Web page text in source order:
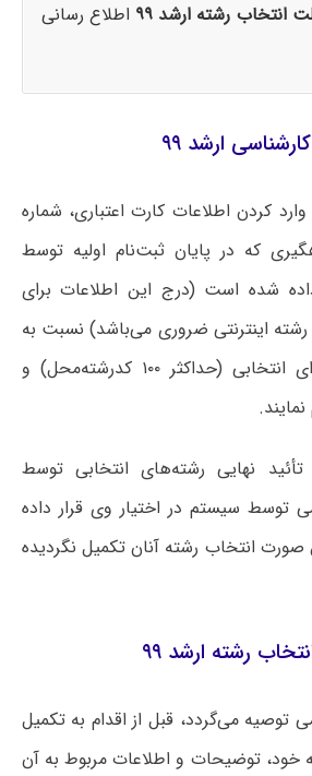
انتخاب رشته ارشد ۹۹
اطلاع رسانی
ارشد ۹۹
کردن اطلاعات کارت اعتباری، شماره
که در پایان ثبت‌نام اولیه توسط
شده است (درج این اطلاعات برای
رشته اینترنتی ضروری می‌باشد) نسبت به
ثبت کد رشته محل ای انتخابی (حداکثر ۱۰۰ کدرشته‌محل) و
نهایی رشته‌های انتخابی توسط
رسید ۱۵ رقمی توسط سیستم در اختیار وی قرار داده
انتخاب رشته آنان تکمیل نگردیده
رشته ارشد ۹۹
توصیه می‌گردد، قبل از اقدام به تکمیل
خود، توضیحات و اطلاعات مربوط به آن